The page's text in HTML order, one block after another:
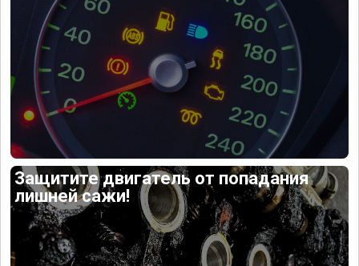
Защитите двигатель от попадания
лишней сажи!